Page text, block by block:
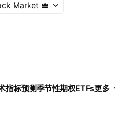
Market
指标预测季节性期权ETFs更多